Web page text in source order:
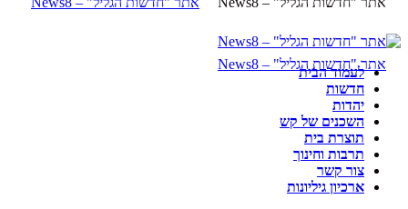
לעמוד הבית
חדשות
יהדות
השכנים של קש
תוצרת בית
תרבות וחינוך
צור קשר
ארכיון גיליונות